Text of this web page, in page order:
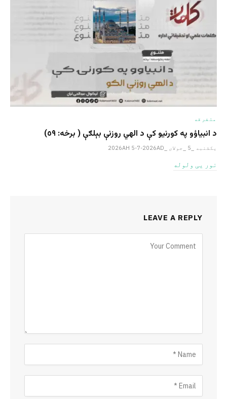
متفرقه
د انبیاؤو په کورنیو کې د الهي روزنې بېلګې ( برخه: ٥٩)
یکشنبه _5 _جولای _2026AH 5-7-2026AD
نور یی ولوله
LEAVE A REPLY